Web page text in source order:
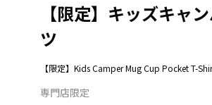
【限定】キッズキャ
ツ
【限定】Kids Camper Mug Cup Pocket T-
専門店限定